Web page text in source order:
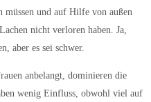
müssen und auf Hilfe von außen
nicht verloren haben. Ja,
aber es sei schwer.
anbelangt, dominieren die
wenig Einfluss, obwohl viel auf